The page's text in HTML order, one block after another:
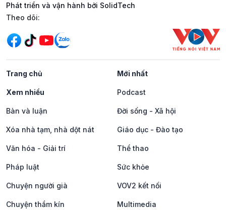
Phát triển và vận hành bởi SolidTech
Mạng xã hội
Theo dõi:
Trang chủ Mới nhất
Xem nhiều Podcast
Bàn và luận Đời sống - Xã hội
Xóa nhà tạm, nhà dột nát Giáo dục - Đào tạo
Văn hóa - Giải trí Thể thao
Pháp luật Sức khỏe
Chuyện người già VOV2 kết nối
Chuyện thầm kín Multimedia